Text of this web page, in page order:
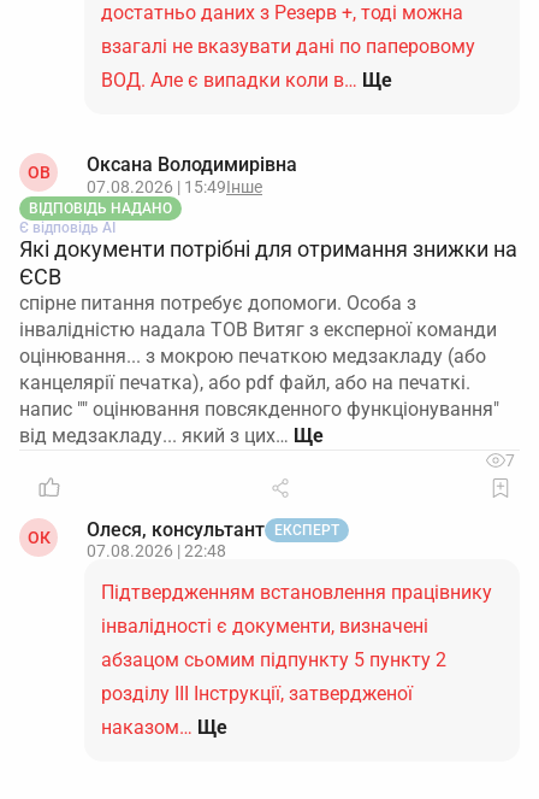
достатньо даних з Резерв +, тоді можна
взагалі не вказувати дані по паперовому
ВОД. Але є випадки коли в… Ще
ОВ Оксана Володимирівна
07.08.2026 | 15:49Інше
ВІДПОВІДЬ НАДАНО
Є відповідь АІ
Які документи потрібні для отримання знижки на
ЄСВ
спірне питання потребує допомоги. Особа з
інвалідністю надала ТОВ Витяг з експерної команди
оцінювання... з мокрою печаткою медзакладу (або
канцелярії печатка), або pdf файл, або на печаткі.
напис "" оцінювання повсякденного функціонування"
від медзакладу... який з цих…
7
ОК Олеся, консультант ЕКСПЕРТ
07.08.2026 | 22:48
Підтвердженням встановлення працівнику
інвалідності є документи, визначені
абзацом сьомим підпункту 5 пункту 2
розділу ІІІ Інструкції, затвердженої
наказом… Ще